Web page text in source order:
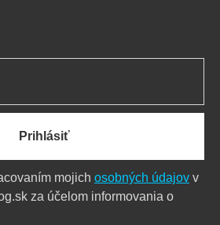
Prihlásiť
mojich osobných údajov v
za účelom informovania o